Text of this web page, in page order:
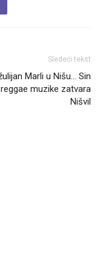
Sledeći tekst
Marli u Nišu… Sin
reggae muzike zatvara
Nišvil